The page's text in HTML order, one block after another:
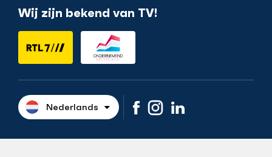
Wij zijn bekend van TV!
Nederlands